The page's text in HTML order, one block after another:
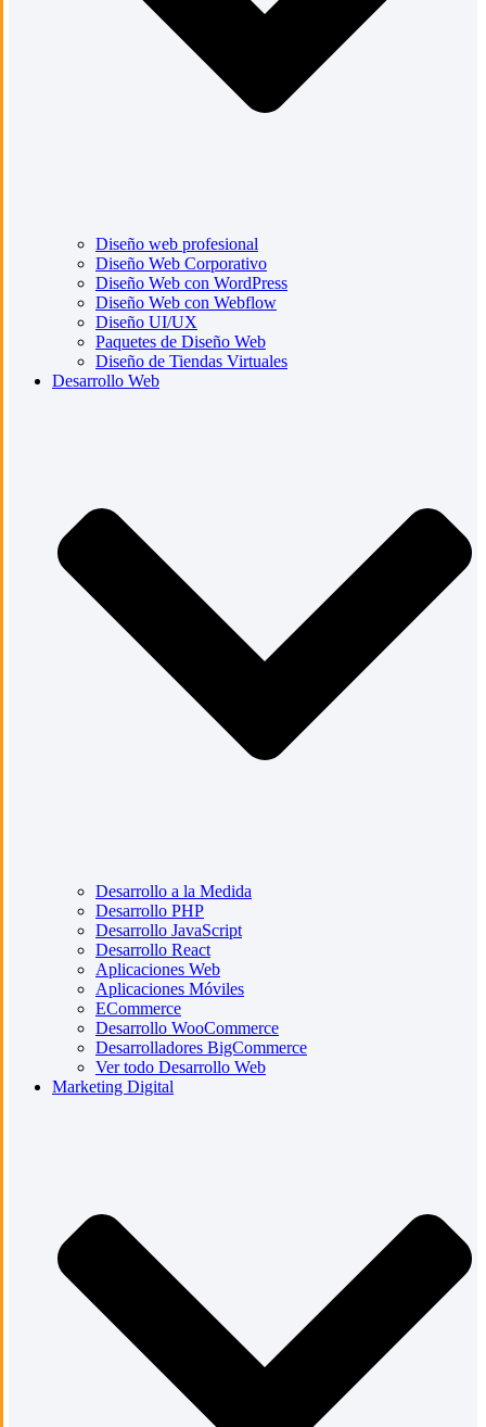
Diseño web profesional
Diseño Web Corporativo
Diseño Web con WordPress
Diseño Web con Webflow
Diseño UI/UX
Paquetes de Diseño Web
Diseño de Tiendas Virtuales
Desarrollo Web
Desarrollo a la Medida
Desarrollo PHP
Desarrollo JavaScript
Desarrollo React
Aplicaciones Web
Aplicaciones Móviles
ECommerce
Desarrollo WooCommerce
Desarrolladores BigCommerce
Ver todo Desarrollo Web
Marketing Digital